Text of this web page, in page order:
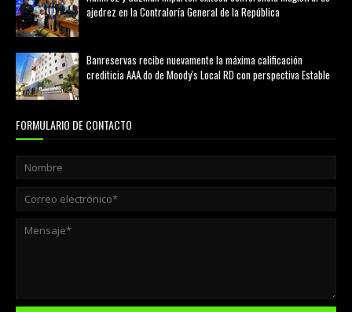
ajedrez en la Contraloría General de la República
Banreservas recibe nuevamente la máxima calificación
crediticia AAA.do de Moody's Local RD con perspectiva Estable
FORMULARIO DE CONTACTO